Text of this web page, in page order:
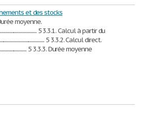
et des stocks
Durée moyenne.
5 3.3.1. Calcul à partir du
5 3.3.2. Calcul direct.
5 3.3.3. Durée moyenne